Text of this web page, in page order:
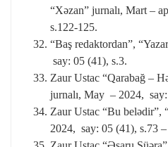
“Xəzan” jurnalı, Mart –
s.122-125.
“Baş redaktordan”,
say: 05 (41), s.3.
Zaur Ustac “Qarabağ –
jurnalı, May – 2024,
Zaur Ustac “Bu belədir”,
2024, say: 05 (41), s.73